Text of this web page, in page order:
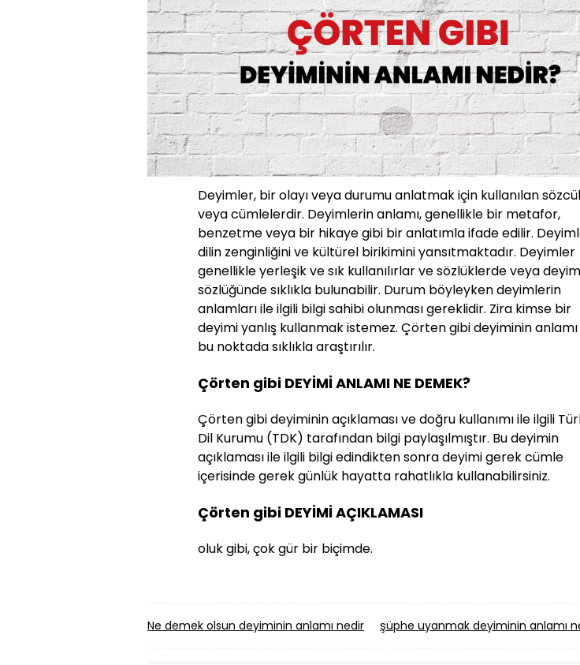
Deyimler, bir olayı veya durumu anlatmak için kullanılan
veya cümlelerdir. Deyimlerin anlamı, genellikle bir metafor,
benzetme veya bir hikaye gibi bir anlatımla ifade edilir.
dilin zenginliğini ve kültürel birikimini yansıtmaktadır. Deyimler
genellikle yerleşik ve sık kullanılırlar ve sözlüklerde veya
sözlüğünde sıklıkla bulunabilir. Durum böyleyken deyimlerin
anlamları ile ilgili bilgi sahibi olunması gereklidir. Zira kimse bir
deyimi yanlış kullanmak istemez. Çörten gibi deyiminin
bu noktada sıklıkla araştırılır.
Çörten gibi DEYİMİ ANLAMI NE DEMEK?
Çörten gibi deyiminin açıklaması ve doğru kullanımı ile ilgili
Dil Kurumu (TDK) tarafından bilgi paylaşılmıştır. Bu deyimin
açıklaması ile ilgili bilgi edindikten sonra deyimi gerek cümle
içerisinde gerek günlük hayatta rahatlıkla kullanabilirsiniz.
Çörten gibi DEYİMİ AÇIKLAMASI
oluk gibi, çok gür bir biçimde.
Ne demek olsun deyiminin anlamı nedir şüphe uyanmak deyiminin anlamı